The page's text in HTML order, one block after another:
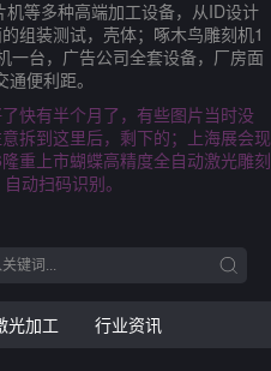
等多种高端加工设备，从ID设计
组装测试，壳体；啄木鸟雕刻机1
一台，广告公司全套设备，厂房面
便利距。
快有半个月了，有些图片当时没
拆到这里后，剩下的；上海展会现
重上市蝴蝶高精度全自动激光雕刻
动扫码识别。
光加工 行业资讯